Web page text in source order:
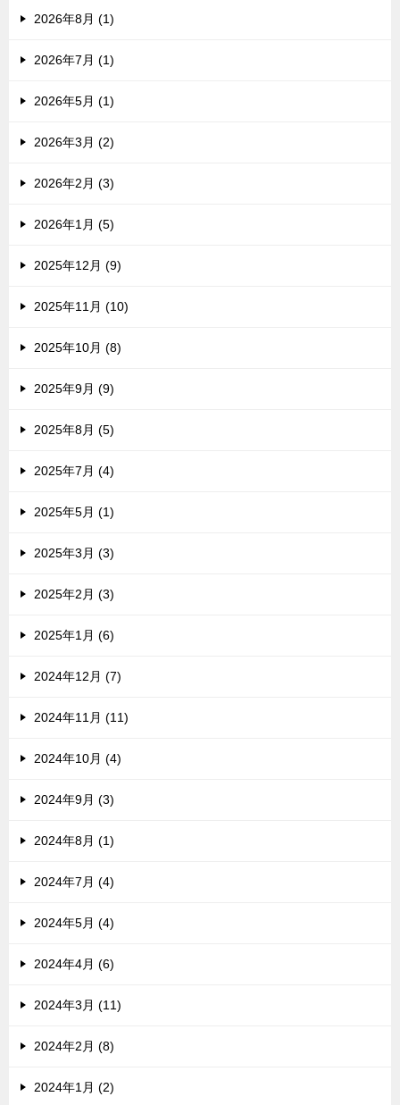
2026年8月 (1)
2026年7月 (1)
2026年5月 (1)
2026年3月 (2)
2026年2月 (3)
2026年1月 (5)
2025年12月 (9)
2025年11月 (10)
2025年10月 (8)
2025年9月 (9)
2025年8月 (5)
2025年7月 (4)
2025年5月 (1)
2025年3月 (3)
2025年2月 (3)
2025年1月 (6)
2024年12月 (7)
2024年11月 (11)
2024年10月 (4)
2024年9月 (3)
2024年8月 (1)
2024年7月 (4)
2024年5月 (4)
2024年4月 (6)
2024年3月 (11)
2024年2月 (8)
2024年1月 (2)